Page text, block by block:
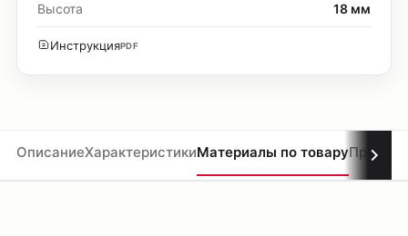
Высота 18 мм
ИнструкцияPDF
ОписаниеХарактеристикиМатериалы по товару